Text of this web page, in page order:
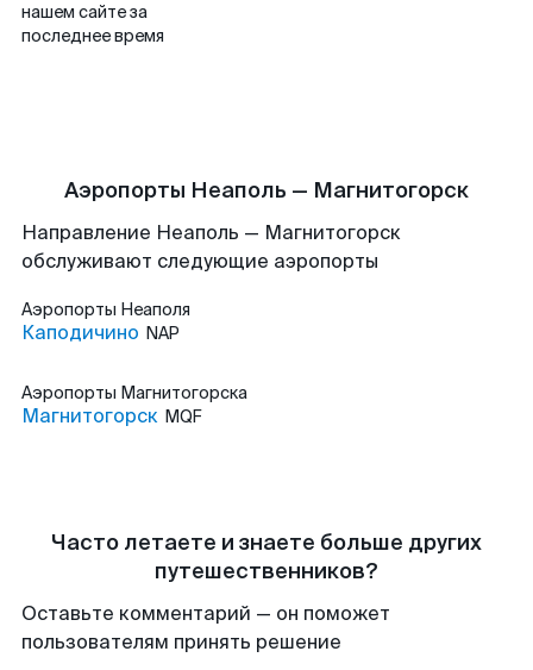
нашем сайте за
последнее время
Аэропорты Неаполь — Магнитогорск
Направление Неаполь — Магнитогорск
обслуживают следующие аэропорты
Аэропорты Неаполя
Каподичино NAP
Аэропорты Магнитогорска
Магнитогорск MQF
Часто летаете и знаете больше других
путешественников?
Оставьте комментарий — он поможет
пользователям принять решение